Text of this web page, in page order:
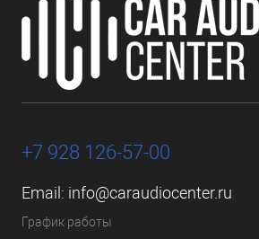
+7 928 126-57-00
Email: info@caraudiocenter.ru
График работы